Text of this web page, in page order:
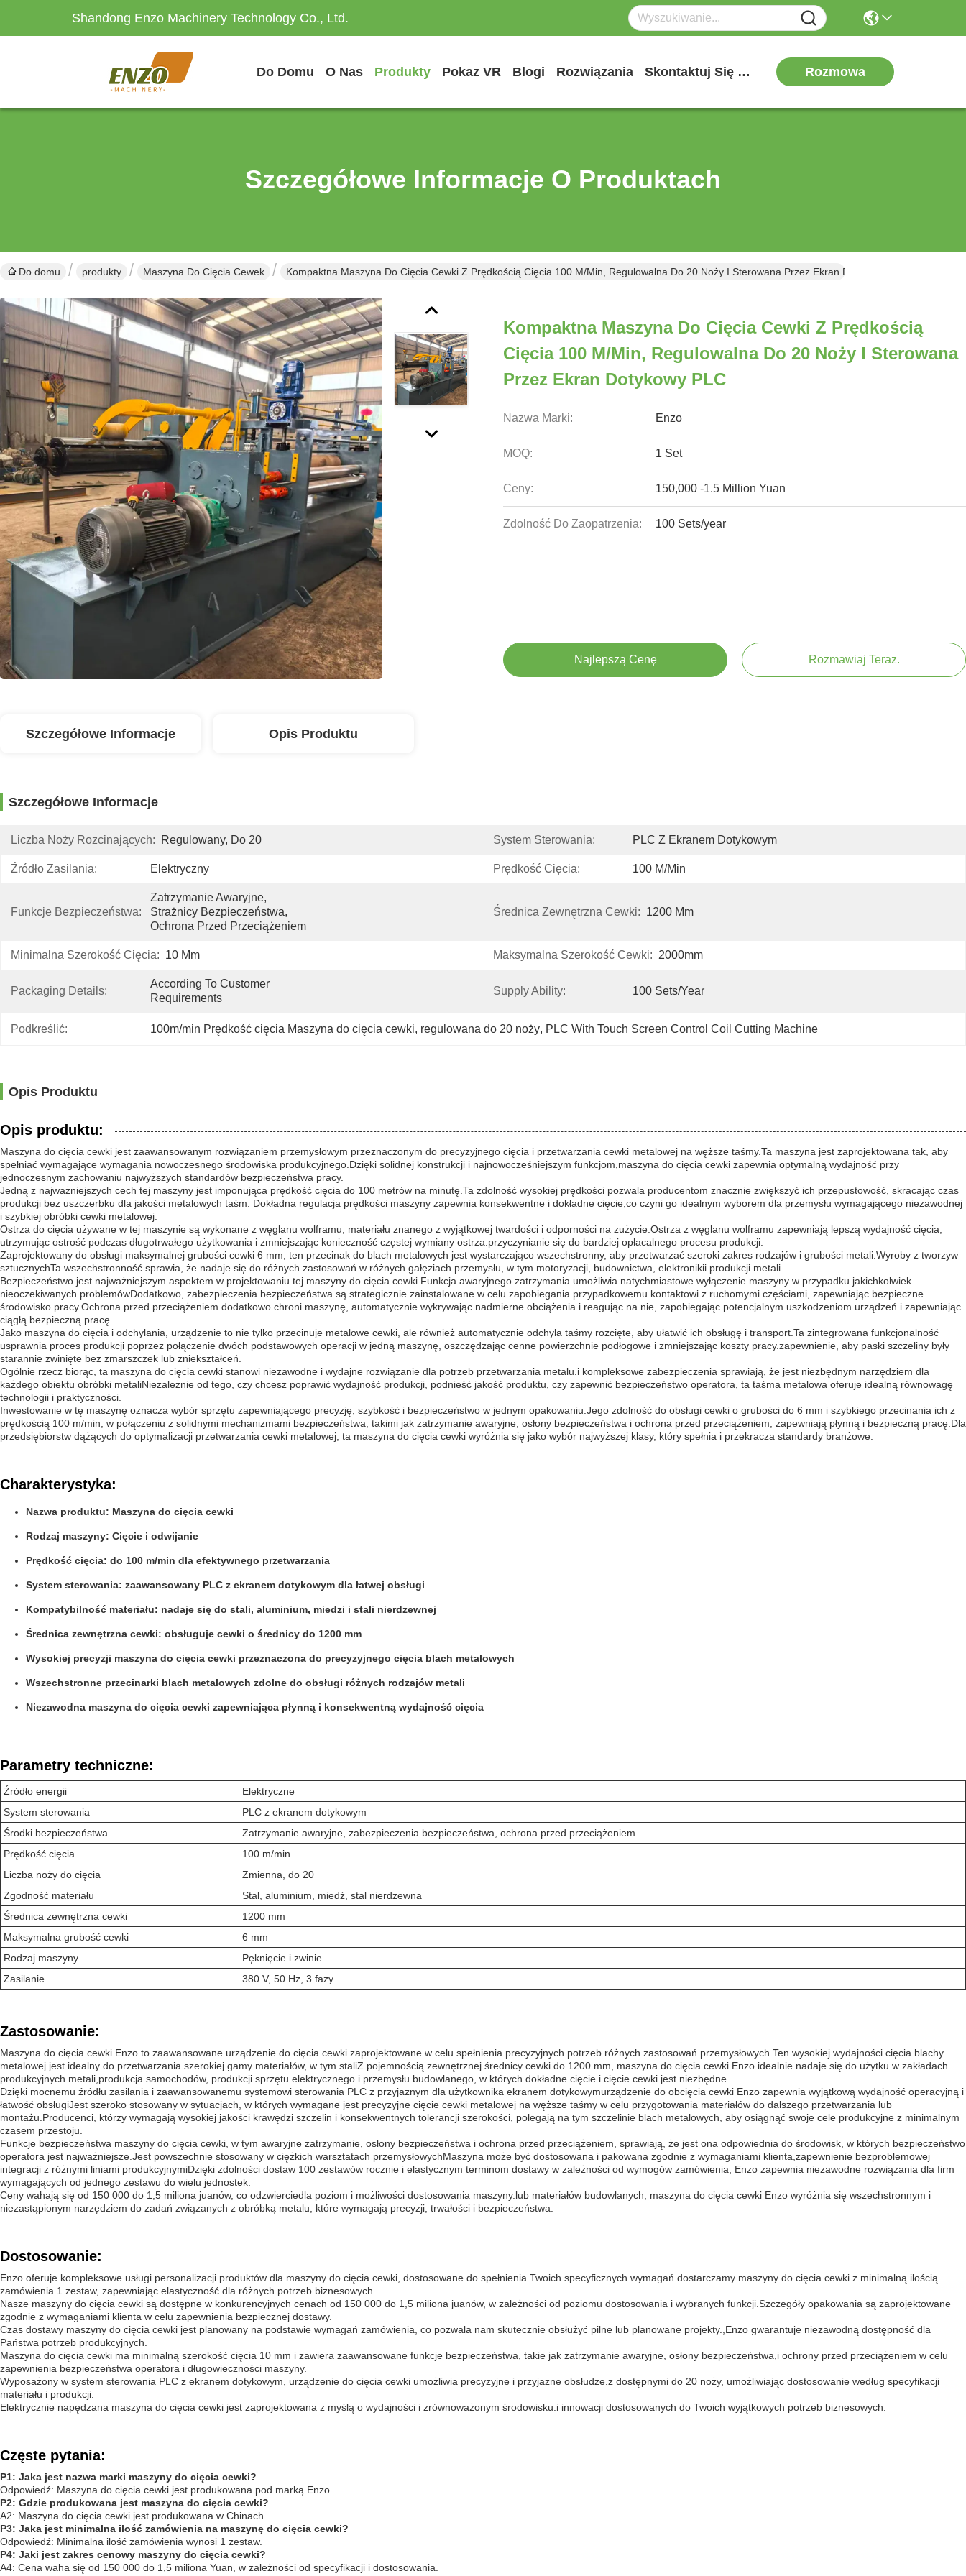
Shandong Enzo Machinery Technology Co., Ltd.
Do Domu O Nas Produkty Pokaz VR Blogi Rozwiązania Skontaktuj Się Z Nami Rozmowa
Szczegółowe Informacje O Produktach
Do domu produkty Maszyna Do Cięcia Cewek Kompaktna Maszyna Do Cięcia Cewki Z Prędkością Cięcia 100 M/min, Regulowalna Do 20 Noży I Sterowana Przez Ekran Dotykowy PLC
Kompaktna Maszyna Do Cięcia Cewki Z Prędkością
Cięcia 100 M/min, Regulowalna Do 20 Noży I Sterowana
Przez Ekran Dotykowy PLC
Nazwa Marki: Enzo
MOQ: 1 Set
Ceny: 150,000 -1.5 Million Yuan
Zdolność Do Zaopatrzenia: 100 Sets/year
Najlepszą Cenę Rozmawiaj Teraz.
Szczegółowe Informacje Opis Produktu
Szczegółowe Informacje
Liczba Noży Rozcinających: Regulowany, Do 20 System Sterowania: PLC Z Ekranem Dotykowym
Źródło Zasilania: Elektryczny Prędkość Cięcia: 100 M/min
Funkcje Bezpieczeństwa:
Zatrzymanie Awaryjne,
Strażnicy Bezpieczeństwa,
Ochrona Przed Przeciążeniem
Średnica Zewnętrzna Cewki: 1200 Mm
Minimalna Szerokość Cięcia: 10 Mm Maksymalna Szerokość Cewki: 2000mm
Packaging Details:
According To Customer
Requirements
Supply Ability: 100 Sets/year
Podkreślić: 100m/min Prędkość cięcia Maszyna do cięcia cewki, regulowana do 20 noży, PLC With Touch Screen Control Coil Cutting Machine
Opis Produktu
Opis produktu:
Maszyna do cięcia cewki jest zaawansowanym rozwiązaniem przemysłowym przeznaczonym do precyzyjnego cięcia i przetwarzania cewki metalowej na węższe taśmy.Ta maszyna jest zaprojektowana tak, aby
spełniać wymagające wymagania nowoczesnego środowiska produkcyjnego.Dzięki solidnej konstrukcji i najnowocześniejszym funkcjom,maszyna do cięcia cewki zapewnia optymalną wydajność przy
jednoczesnym zachowaniu najwyższych standardów bezpieczeństwa pracy.
Jedną z najważniejszych cech tej maszyny jest imponująca prędkość cięcia do 100 metrów na minutę.Ta zdolność wysokiej prędkości pozwala producentom znacznie zwiększyć ich przepustowość, skracając czas
produkcji bez uszczerbku dla jakości metalowych taśm. Dokładna regulacja prędkości maszyny zapewnia konsekwentne i dokładne cięcie,co czyni go idealnym wyborem dla przemysłu wymagającego niezawodnej
i szybkiej obróbki cewki metalowej.
Ostrza do cięcia używane w tej maszynie są wykonane z węglanu wolframu, materiału znanego z wyjątkowej twardości i odporności na zużycie.Ostrza z węglanu wolframu zapewniają lepszą wydajność cięcia,
utrzymując ostrość podczas długotrwałego użytkowania i zmniejszając konieczność częstej wymiany ostrza.przyczynianie się do bardziej opłacalnego procesu produkcji.
Zaprojektowany do obsługi maksymalnej grubości cewki 6 mm, ten przecinak do blach metalowych jest wystarczająco wszechstronny, aby przetwarzać szeroki zakres rodzajów i grubości metali.Wyroby z tworzyw
sztucznychTa wszechstronność sprawia, że nadaje się do różnych zastosowań w różnych gałęziach przemysłu, w tym motoryzacji, budownictwa, elektronikii produkcji metali.
Bezpieczeństwo jest najważniejszym aspektem w projektowaniu tej maszyny do cięcia cewki.Funkcja awaryjnego zatrzymania umożliwia natychmiastowe wyłączenie maszyny w przypadku jakichkolwiek
nieoczekiwanych problemówDodatkowo, zabezpieczenia bezpieczeństwa są strategicznie zainstalowane w celu zapobiegania przypadkowemu kontaktowi z ruchomymi częściami, zapewniając bezpieczne
środowisko pracy.Ochrona przed przeciążeniem dodatkowo chroni maszynę, automatycznie wykrywając nadmierne obciążenia i reagując na nie, zapobiegając potencjalnym uszkodzeniom urządzeń i zapewniając
ciągłą bezpieczną pracę.
Jako maszyna do cięcia i odchylania, urządzenie to nie tylko przecinuje metalowe cewki, ale również automatycznie odchyla taśmy rozcięte, aby ułatwić ich obsługę i transport.Ta zintegrowana funkcjonalność
usprawnia proces produkcji poprzez połączenie dwóch podstawowych operacji w jedną maszynę, oszczędzając cenne powierzchnie podłogowe i zmniejszając koszty pracy.zapewnienie, aby paski szczeliny były
starannie zwinięte bez zmarszczek lub zniekształceń.
Ogólnie rzecz biorąc, ta maszyna do cięcia cewki stanowi niezawodne i wydajne rozwiązanie dla potrzeb przetwarzania metalu.i kompleksowe zabezpieczenia sprawiają, że jest niezbędnym narzędziem dla
każdego obiektu obróbki metaliNiezależnie od tego, czy chcesz poprawić wydajność produkcji, podnieść jakość produktu, czy zapewnić bezpieczeństwo operatora, ta taśma metalowa oferuje idealną równowagę
technologii i praktyczności.
Inwestowanie w tę maszynę oznacza wybór sprzętu zapewniającego precyzję, szybkość i bezpieczeństwo w jednym opakowaniu.Jego zdolność do obsługi cewki o grubości do 6 mm i szybkiego przecinania ich z
prędkością 100 m/min, w połączeniu z solidnymi mechanizmami bezpieczeństwa, takimi jak zatrzymanie awaryjne, osłony bezpieczeństwa i ochrona przed przeciążeniem, zapewniają płynną i bezpieczną pracę.Dla
przedsiębiorstw dążących do optymalizacji przetwarzania cewki metalowej, ta maszyna do cięcia cewki wyróżnia się jako wybór najwyższej klasy, który spełnia i przekracza standardy branżowe.
Charakterystyka:
Nazwa produktu: Maszyna do cięcia cewki
Rodzaj maszyny: Cięcie i odwijanie
Prędkość cięcia: do 100 m/min dla efektywnego przetwarzania
System sterowania: zaawansowany PLC z ekranem dotykowym dla łatwej obsługi
Kompatybilność materiału: nadaje się do stali, aluminium, miedzi i stali nierdzewnej
Średnica zewnętrzna cewki: obsługuje cewki o średnicy do 1200 mm
Wysokiej precyzji maszyna do cięcia cewki przeznaczona do precyzyjnego cięcia blach metalowych
Wszechstronne przecinarki blach metalowych zdolne do obsługi różnych rodzajów metali
Niezawodna maszyna do cięcia cewki zapewniająca płynną i konsekwentną wydajność cięcia
Parametry techniczne:
Źródło energii
Elektryczne
System sterowania
PLC z ekranem dotykowym
Środki bezpieczeństwa
Zatrzymanie awaryjne, zabezpieczenia bezpieczeństwa, ochrona przed przeciążeniem
Prędkość cięcia
100 m/min
Liczba noży do cięcia
Zmienna, do 20
Zgodność materiału
Stal, aluminium, miedź, stal nierdzewna
Średnica zewnętrzna cewki
1200 mm
Maksymalna grubość cewki
6 mm
Rodzaj maszyny
Pęknięcie i zwinie
Zasilanie
380 V, 50 Hz, 3 fazy
Zastosowanie:
Maszyna do cięcia cewki Enzo to zaawansowane urządzenie do cięcia cewki zaprojektowane w celu spełnienia precyzyjnych potrzeb różnych zastosowań przemysłowych.Ten wysokiej wydajności cięcia blachy
metalowej jest idealny do przetwarzania szerokiej gamy materiałów, w tym staliZ pojemnością zewnętrznej średnicy cewki do 1200 mm, maszyna do cięcia cewki Enzo idealnie nadaje się do użytku w zakładach
produkcyjnych metali,produkcja samochodów, produkcji sprzętu elektrycznego i przemysłu budowlanego, w których dokładne cięcie i cięcie cewki jest niezbędne.
Dzięki mocnemu źródłu zasilania i zaawansowanemu systemowi sterowania PLC z przyjaznym dla użytkownika ekranem dotykowymurządzenie do obcięcia cewki Enzo zapewnia wyjątkową wydajność operacyjną i
łatwość obsługiJest szeroko stosowany w sytuacjach, w których wymagane jest precyzyjne cięcie cewki metalowej na węższe taśmy w celu przygotowania materiałów do dalszego przetwarzania lub
montażu.Producenci, którzy wymagają wysokiej jakości krawędzi szczelin i konsekwentnych tolerancji szerokości, polegają na tym szczelinie blach metalowych, aby osiągnąć swoje cele produkcyjne z minimalnym
czasem przestoju.
Funkcje bezpieczeństwa maszyny do cięcia cewki, w tym awaryjne zatrzymanie, osłony bezpieczeństwa i ochrona przed przeciążeniem, sprawiają, że jest ona odpowiednia do środowisk, w których bezpieczeństwo
operatora jest najważniejsze.Jest powszechnie stosowany w ciężkich warsztatach przemysłowychMaszyna może być dostosowana i pakowana zgodnie z wymaganiami klienta,zapewnienie bezproblemowej
integracji z różnymi liniami produkcyjnymiDzięki zdolności dostaw 100 zestawów rocznie i elastycznym terminom dostawy w zależności od wymogów zamówienia, Enzo zapewnia niezawodne rozwiązania dla firm
wymagających od jednego zestawu do wielu jednostek.
Ceny wahają się od 150 000 do 1,5 miliona juanów, co odzwierciedla poziom i możliwości dostosowania maszyny.lub materiałów budowlanych, maszyna do cięcia cewki Enzo wyróżnia się wszechstronnym i
niezastąpionym narzędziem do zadań związanych z obróbką metalu, które wymagają precyzji, trwałości i bezpieczeństwa.
Dostosowanie:
Enzo oferuje kompleksowe usługi personalizacji produktów dla maszyny do cięcia cewki, dostosowane do spełnienia Twoich specyficznych wymagań.dostarczamy maszyny do cięcia cewki z minimalną ilością
zamówienia 1 zestaw, zapewniając elastyczność dla różnych potrzeb biznesowych.
Nasze maszyny do cięcia cewki są dostępne w konkurencyjnych cenach od 150 000 do 1,5 miliona juanów, w zależności od poziomu dostosowania i wybranych funkcji.Szczegóły opakowania są zaprojektowane
zgodnie z wymaganiami klienta w celu zapewnienia bezpiecznej dostawy.
Czas dostawy maszyny do cięcia cewki jest planowany na podstawie wymagań zamówienia, co pozwala nam skutecznie obsłużyć pilne lub planowane projekty.,Enzo gwarantuje niezawodną dostępność dla
Państwa potrzeb produkcyjnych.
Maszyna do cięcia cewki ma minimalną szerokość cięcia 10 mm i zawiera zaawansowane funkcje bezpieczeństwa, takie jak zatrzymanie awaryjne, osłony bezpieczeństwa,i ochrony przed przeciążeniem w celu
zapewnienia bezpieczeństwa operatora i długowieczności maszyny.
Wyposażony w system sterowania PLC z ekranem dotykowym, urządzenie do cięcia cewki umożliwia precyzyjne i przyjazne obsłudze.z dostępnymi do 20 noży, umożliwiając dostosowanie według specyfikacji
materiału i produkcji.
Elektrycznie napędzana maszyna do cięcia cewki jest zaprojektowana z myślą o wydajności i zrównoważonym środowisku.i innowacji dostosowanych do Twoich wyjątkowych potrzeb biznesowych.
Częste pytania:
P1: Jaka jest nazwa marki maszyny do cięcia cewki?
Odpowiedź: Maszyna do cięcia cewki jest produkowana pod marką Enzo.
P2: Gdzie produkowana jest maszyna do cięcia cewki?
A2: Maszyna do cięcia cewki jest produkowana w Chinach.
P3: Jaka jest minimalna ilość zamówienia na maszynę do cięcia cewki?
Odpowiedź: Minimalna ilość zamówienia wynosi 1 zestaw.
P4: Jaki jest zakres cenowy maszyny do cięcia cewki?
A4: Cena waha się od 150 000 do 1,5 miliona Yuan, w zależności od specyfikacji i dostosowania.